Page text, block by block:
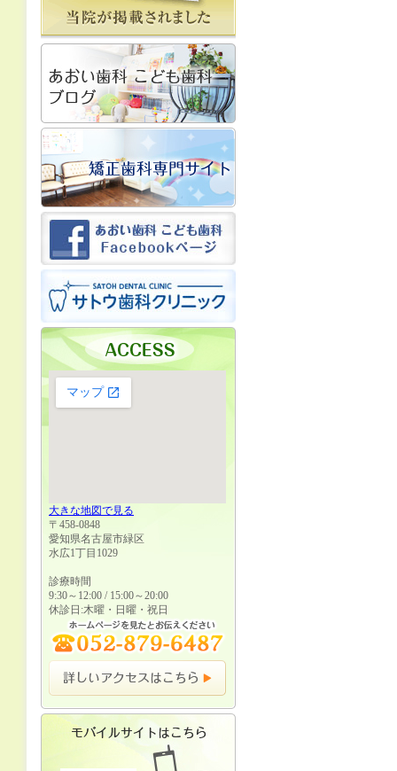
大きな地図で見る
〒458-0848
愛知県名古屋市緑区
水広1丁目1029
診療時間
9:30～12:00 / 15:00～20:00
休診日:木曜・日曜・祝日